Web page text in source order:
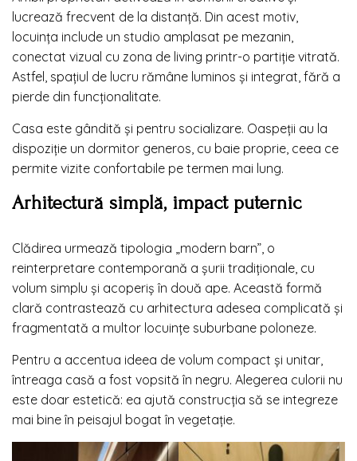
lucrează frecvent de la distanță. Din acest motiv,
locuința include un studio amplasat pe mezanin,
conectat vizual cu zona de living printr-o partiție vitrată.
Astfel, spațiul de lucru rămâne luminos și integrat, fără a
pierde din funcționalitate.
Casa este gândită și pentru socializare. Oaspeții au la
dispoziție un dormitor generos, cu baie proprie, ceea ce
permite vizite confortabile pe termen mai lung.
Arhitectură simplă, impact puternic
Clădirea urmează tipologia „modern barn”, o
reinterpretare contemporană a șurii tradiționale, cu
volum simplu și acoperiș în două ape. Această formă
clară contrastează cu arhitectura adesea complicată și
fragmentată a multor locuințe suburbane poloneze.
Pentru a accentua ideea de volum compact și unitar,
întreaga casă a fost vopsită în negru. Alegerea culorii nu
este doar estetică: ea ajută construcția să se integreze
mai bine în peisajul bogat în vegetație.